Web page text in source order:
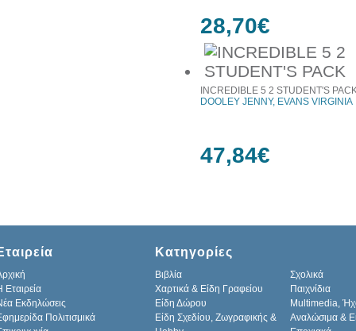
28,70€
INCREDIBLE 5 2 STUDENT'S
DOOLEY JENNY, EVANS VIRGINIA
47,84€
Εταιρεία
Εκδηλώσεις
Πολιτισμικά
Κατηγορίες
Βιβλία
Σχολικά
Χαρτικά & Είδη Γραφείου
Παιχνίδια
Είδη Δώρου
Multimedia,
Είδη Σχεδίου, Ζωγραφικής &
Αναλώσιμα &